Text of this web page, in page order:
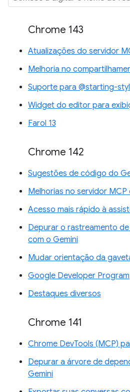
Chrome 143
Atualizações do servidor
Melhoria no
Suporte para @starting-
Widget do editor para
Farol 13
Chrome 142
Sugestões de código do
Melhorias no servidor MCP
Acesso mais rápido à
Depurar o rastreamento
com o Gemini
Mudar orientação da
Google Developer Program
Destaques diversos
Chrome 141
Chrome DevTools (MCP)
Depurar a árvore de
Gemini